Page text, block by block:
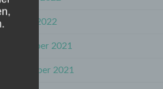
Januar 2022
November 2021
September 2021